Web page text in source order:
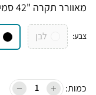
מאוורר תקרה "42 סמיקום דגם SENS CCT20W + שלט
צבע: לבן
כמות: